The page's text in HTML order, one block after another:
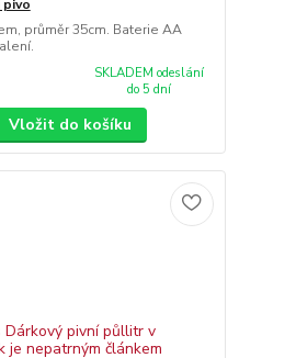
pivo
průměr 35cm. Baterie AA
SKLADEM odeslání
do 5 dní
Vložit do košíku